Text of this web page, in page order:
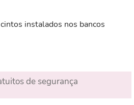
instalados nos bancos
de segurança